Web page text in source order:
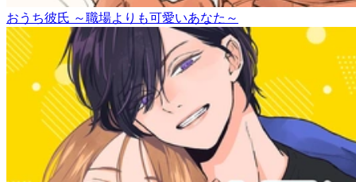
おうち彼氏 ～職場よりも可愛いあなた～